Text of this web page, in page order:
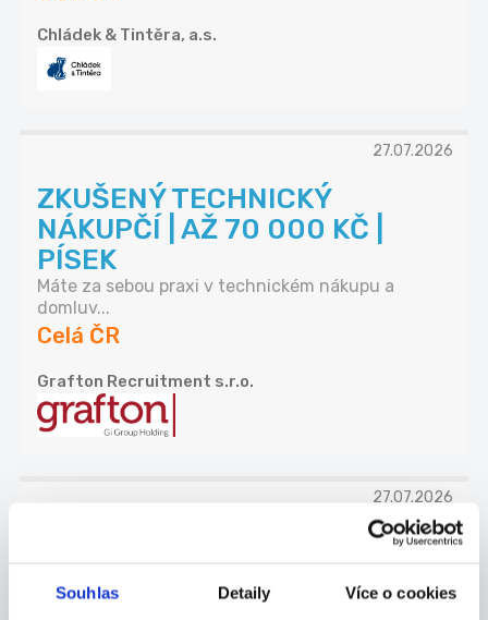
Souhlas Detaily Více o cookies
Chládek & Tintěra, a.s.
27.07.2026
ZKUŠENÝ TECHNICKÝ
NÁKUPČÍ | AŽ 70 000 KČ |
PÍSEK
Máte za sebou praxi v technickém nákupu a
domluv...
Celá ČR
Grafton Recruitment s.r.o.
27.07.2026
SEŘIZOVAČ, PLASTAŘINA |
PÍSEK | NÁBOROVÝ PŘÍSPĚVEK
Hledáme nové kolegy na pozice SEŘIZOVAČ